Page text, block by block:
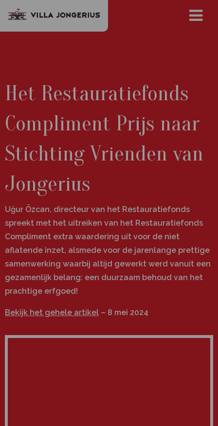
Het Restauratiefonds
Compliment Prijs naar
Stichting Vrienden van
Jongerius
Uğur Özcan, directeur van het Restauratiefonds
spreekt met het uitreiken van het Restauratiefonds
Compliment extra waardering uit voor de niet
aflatende inzet, alsmede voor de jarenlange prettige
samenwerking waarbij altijd gewerkt werd vanuit een
gezamenlijk belang: een duurzaam behoud van het
prachtige erfgoed!
Bekijk het gehele artikel – 8 mei 2024